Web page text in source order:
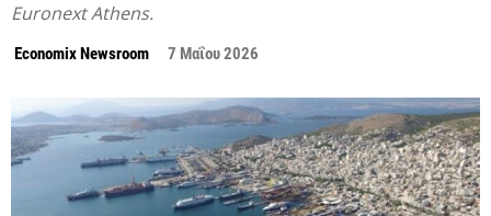
Euronext Athens.
Economix Newsroom 7 Μαΐου 2026